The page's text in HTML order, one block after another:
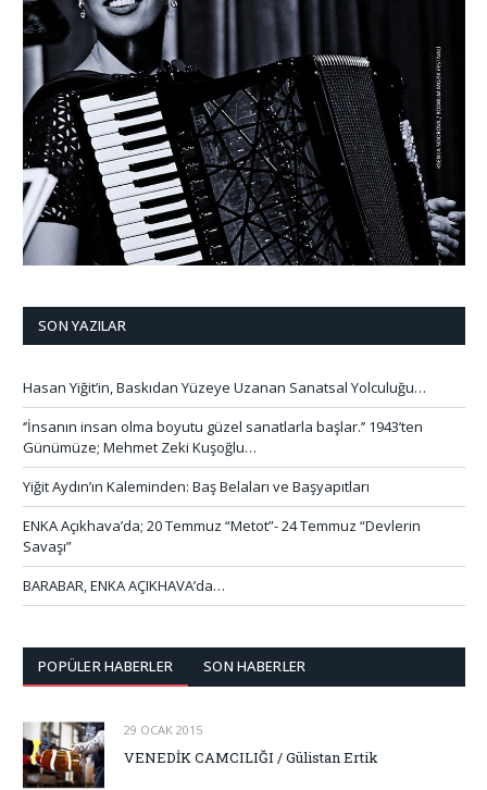
SON YAZILAR
Hasan Yiğit’in, Baskıdan Yüzeye Uzanan Sanatsal Yolculuğu…
‘’İnsanın insan olma boyutu güzel sanatlarla başlar.’’ 1943’ten
Günümüze; Mehmet Zeki Kuşoğlu…
Yiğit Aydın’ın Kaleminden: Baş Belaları ve Başyapıtları
ENKA Açıkhava’da; 20 Temmuz “Metot”- 24 Temmuz “Devlerin
Savaşı”
BARABAR, ENKA AÇIKHAVA’da…
POPÜLER HABERLER SON HABERLER
29 OCAK 2015
VENEDİK CAMCILIĞI / Gülistan Ertik